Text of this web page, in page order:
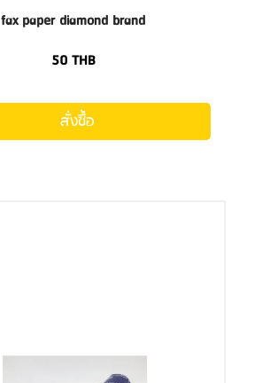
fax paper diamond brand
50THB
สั่งซื้อ